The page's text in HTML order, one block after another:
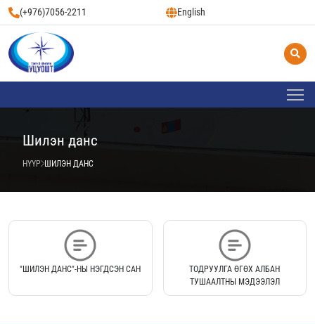
(+976)7056-2211 English
Шилэн данс
НҮҮР ШИЛЭН ДАНС
"ШИЛЭН ДАНС"-НЫ НЭГДСЭН САН
ТОДРУУЛГА ӨГӨХ АЛБАН
ТУШААЛТНЫ МЭДЭЭЛЭЛ